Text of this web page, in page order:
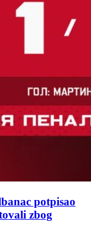
potpisao
zbog